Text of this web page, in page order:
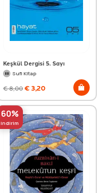
Keşkül Dergisi 5. Sayı
Sufi Kitap
€8,00€ 3,20
60%
indirim